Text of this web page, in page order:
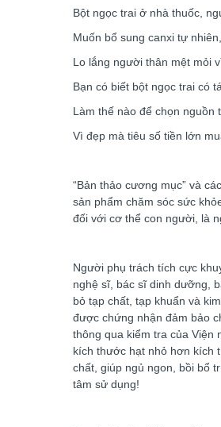
Bột ngọc trai ở nhà thuốc,
Muốn bổ sung canxi tự
Lo lắng người thân mệt mỏi
Bạn có biết bột ngọc trai có
Làm thế nào để chọn
Vì đẹp mà tiêu số tiền lớn
“Bản thảo cương mục” và
sản phẩm chăm sóc sức
đối với cơ thể con người, là
Người phụ trách tích cực
nghệ sĩ, bác sĩ dinh dưỡng,
bỏ tạp chất, tạp khuẩn và
được chứng nhận đảm bảo
thông qua kiểm tra của Viện
kích thước hạt nhỏ hơn kích
chất, giúp ngủ ngon, bồi bổ
tâm sử dụng!